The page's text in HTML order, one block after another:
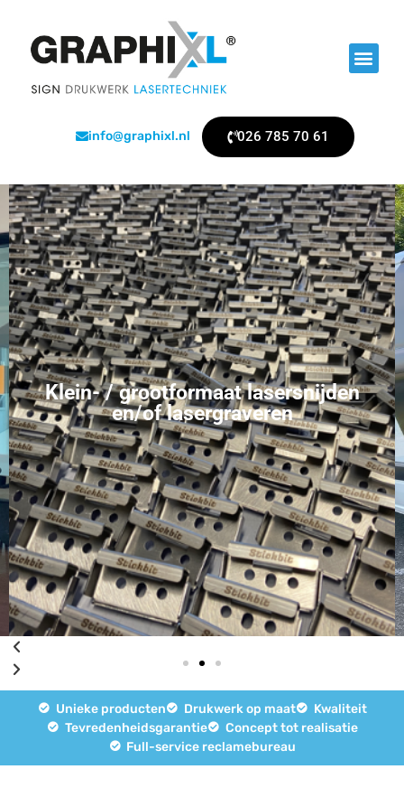
info@graphixl.nl 026 785 70 61
Klein- / grootformaat lasersnijden
en/of lasergraveren
Unieke producten Drukwerk op maat
Kwaliteit
Tevredenheidsgarantie
Concept tot realisatie
Full-service reclamebureau